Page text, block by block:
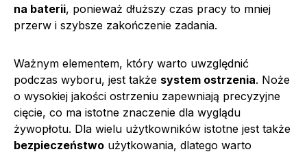
na baterii, ponieważ dłuższy czas pracy to mniej
przerw i szybsze zakończenie zadania.
Ważnym elementem, który warto uwzględnić
podczas wyboru, jest także system ostrzenia. Noże
o wysokiej jakości ostrzeniu zapewniają precyzyjne
cięcie, co ma istotne znaczenie dla wyglądu
żywopłotu. Dla wielu użytkowników istotne jest także
bezpieczeństwo użytkowania, dlatego warto